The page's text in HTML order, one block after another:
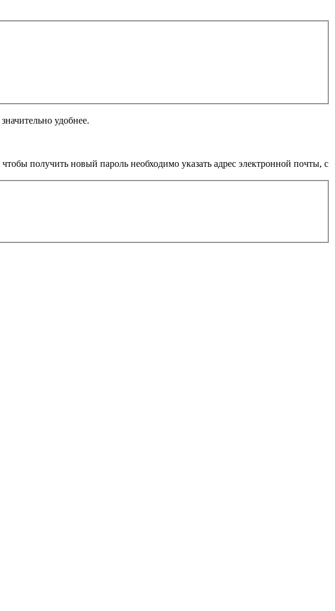
удобнее.
получить новый пароль необходимо указать адрес электронной почты, с